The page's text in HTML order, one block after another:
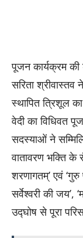
​पूजन कार्यक्रम
सरिता श्रीवास्तव
स्थापित त्रिशूल
वेदी का विधिवत
सदस्याओं ने
वातावरण भक्ति के
शरणागतम्’ एवं
सर्वेश्वरी की
उद्घोष से पूरा